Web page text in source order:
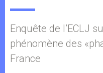
Enquête de l’ECLJ
phénomène des
France